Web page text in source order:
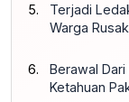
Terjadi
Warga Rusak
Berawal
Ketahuan